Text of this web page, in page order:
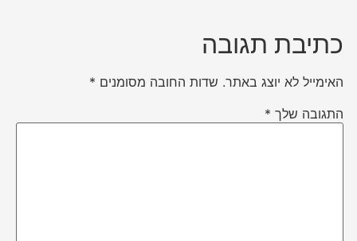
כתיבת תגובה
האימייל לא יוצג באתר. שדות החובה מסומנים *
התגובה שלך *